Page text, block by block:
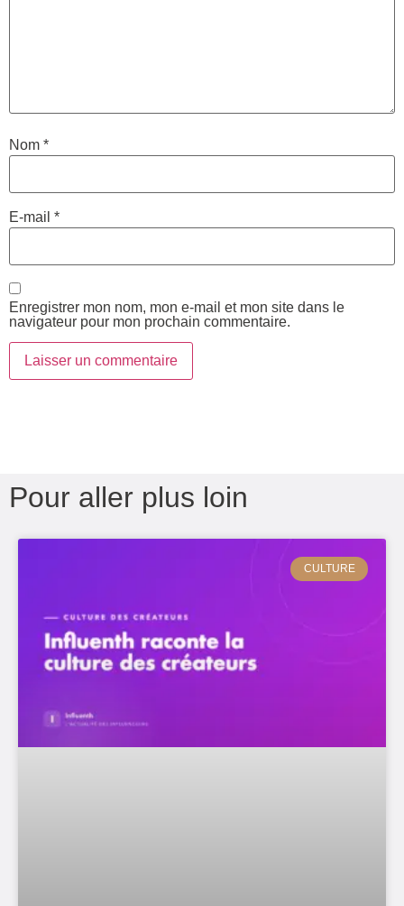
Nom *
E-mail *
Enregistrer mon nom, mon e-mail et mon site dans le
navigateur pour mon prochain commentaire.
Pour aller plus loin
CULTURE